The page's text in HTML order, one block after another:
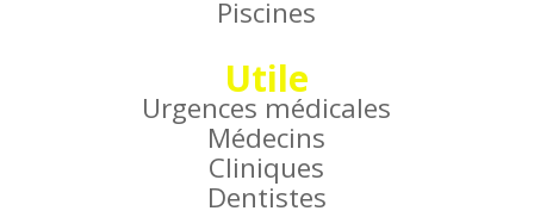
Piscines
Utile
Urgences médicales
Médecins
Cliniques
Dentistes